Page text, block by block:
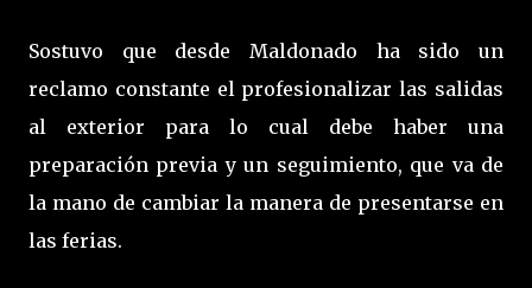
Sostuvo que desde Maldonado ha sido un
reclamo constante el profesionalizar las salidas
al exterior para lo cual debe haber una
preparación previa y un seguimiento, que va de
la mano de cambiar la manera de presentarse en
las ferias.